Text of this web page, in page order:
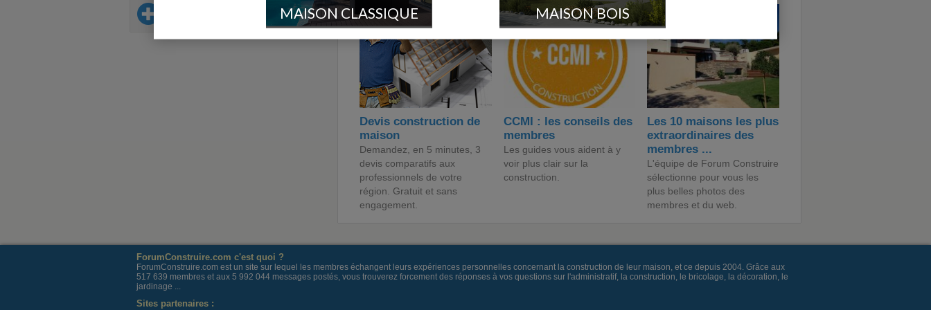
Sur le même thème
Devis construction de
maison
Demandez, en 5 minutes, 3
devis comparatifs aux
professionnels de votre
région. Gratuit et sans
engagement.
CCMI : les conseils des
membres
Les guides vous aident à y
voir plus clair sur la
construction.
Les 10 maisons les plus
extraordinaires des
membres ...
L'équipe de Forum Construire
sélectionne pour vous les
plus belles photos des
membres et du web.
ForumConstruire.com c'est quoi ?
ForumConstruire.com est un site sur lequel les membres échangent leurs expériences personnelles concernant la construction de leur maison, et ce depuis 2004. Grâce aux
517 639 membres et aux 5 992 044 messages postés, vous trouverez forcement des réponses à vos questions sur l'administratif, la construction, le bricolage, la décoration, le
jardinage ...
Sites partenaires :
MAISON CLASSIQUE MAISON BOIS